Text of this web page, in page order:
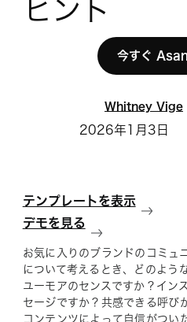
ヒント
今すぐ
Whitney Vige
2026年1月3日
テンプレートを表示
デモを見る
お気に入りのブランドのコミュ
について考えるとき、どのよう
ユーモアのセンスですか？イン
セージですか？共感できる呼び
コンテンツによって自信がつい